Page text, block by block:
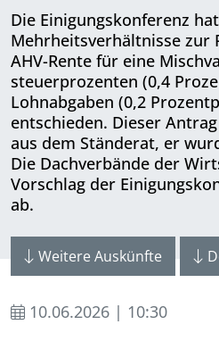
Die Einigungskonferenz
Mehrheitsverhältnisse zur
AHV-Rente für eine
steuer­prozenten (0,4
Lohnabgaben (0,2
entschieden. Dieser
aus dem Ständerat, er
Die Dachverbände der
Vorschlag der
ab.
Weitere Auskünfte
10.06.2026 | 10:30